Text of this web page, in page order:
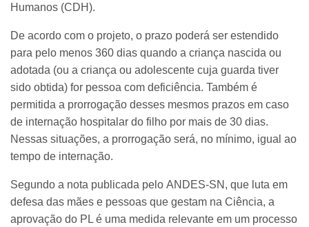
Humanos (CDH).
De acordo com o projeto, o prazo poderá ser estendido
para pelo menos 360 dias quando a criança nascida ou
adotada (ou a criança ou adolescente cuja guarda tiver
sido obtida) for pessoa com deficiência. Também é
permitida a prorrogação desses mesmos prazos em caso
de internação hospitalar do filho por mais de 30 dias.
Nessas situações, a prorrogação será, no mínimo, igual ao
tempo de internação.
Segundo a nota publicada pelo ANDES-SN, que luta em
defesa das mães e pessoas que gestam na Ciência, a
aprovação do PL é uma medida relevante em um processo